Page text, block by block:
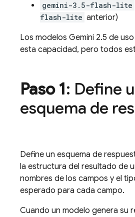
gemini-3.5-flash-lite
flash-lite anterior)
Los modelos Gemini 2.5 de
esta capacidad, pero todos
Paso 1: Define
esquema de
Define un esquema de
la estructura del resultado de
nombres de los campos y el
esperado para cada campo.
Cuando un modelo genera su